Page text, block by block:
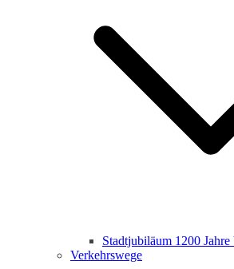
Stadtjubiläum 1200
Verkehrswege